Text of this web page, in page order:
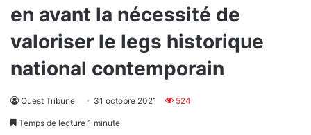
en avant la nécessité de
valoriser le legs historique
national contemporain
Ouest Tribune 31 octobre 2021 524
Temps de lecture 1 minute